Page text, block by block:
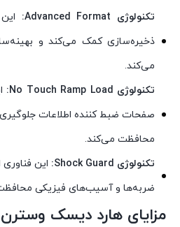
تکنولوژی Advanced Format:
ذخیره‌سازی کمک می‌کند و
می‌کند.
تکنولوژی No Touch Ramp Load:
صفحات ضبط کننده اطلاعات
محافظت می‌کند.
تکنولوژی Shock Guard:
این فناوری
ضربه‌ها و آسیب‌های فیزیکی
مزایای هارد دیسک